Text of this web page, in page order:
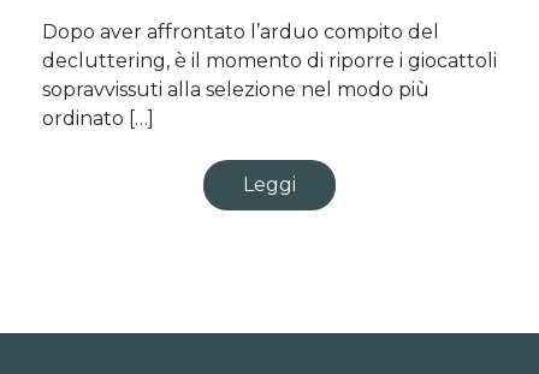
Dopo aver affrontato l’arduo compito del
decluttering, è il momento di riporre i giocattoli
sopravvissuti alla selezione nel modo più
ordinato […]
Leggi